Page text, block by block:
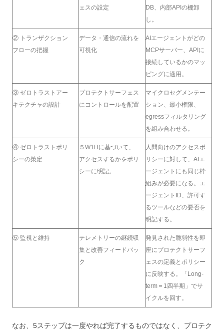
ェスの設定
DB、内部APIの棚卸
し。
② トランザクション
フローの把握
データ・通信の流れを
可視化
AIエージェントがどの
MCPサーバー、APIに
接続しているかのマッ
ピングに適用。
③ ゼロトラストアー
キテクチャの設計
プロテクトサーフェス
にコントロールを配置
マイクロセグメンテー
ション、最小権限、
egressフィルタリング
を組み合わせる。
④ ゼロトラストポリ
シーの策定
５W1Hに基づいて、
アクセスするかをポリ
シーに明記。
人間向けのアクセスポ
リシーに対して、AIエ
ージェントにも同じ枠
組みが必要になる。エ
ージェントID、許可す
るツールなどの要否を
明記する。
⑤ 監視と維持
テレメトリーの継続収
集と改善フィードバッ
ク
発見された脆弱性を即
座にプロテクトサーフ
ェスの定義とポリシー
に反映する。「Long-
term＝1四半期」でサ
イクルを回す。
なお、5ステップは一度やれば完了するものではなく、プロテク